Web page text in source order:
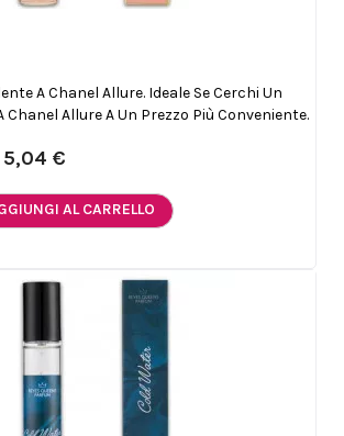
A Chanel Allure. Ideale Se Cerchi Un
Chanel Allure A Un Prezzo Più Conveniente.
5,04 €
AL CARRELLO